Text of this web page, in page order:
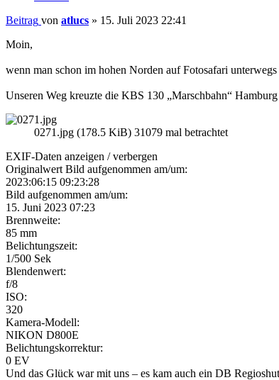
Beitrag von atlucs » 15. Juli 2023 22:41
Moin,
wenn man schon im hohen Norden auf Fotosafari
Unseren Weg kreuzte die KBS 130 „Marschbahn“
0271.jpg (178.5 KiB) 31079 mal betrachtet
EXIF-Daten anzeigen / verbergen
Originalwert Bild aufgenommen am/um:
2023:06:15 09:23:28
Bild aufgenommen am/um:
15. Juni 2023 07:23
Brennweite:
85 mm
Belichtungszeit:
1/500 Sek
Blendenwert:
f/8
ISO:
320
Kamera-Modell:
NIKON D800E
Belichtungskorrektur:
0 EV
Und das Glück war mit uns – es kam auch ein DB